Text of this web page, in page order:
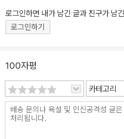
로그인하면 내가 남긴 글과 친구가 남
로그인하기
100자평
카테고리